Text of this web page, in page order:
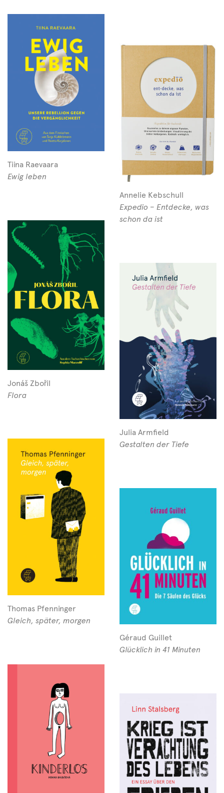
Tiina Raevaara
Ewig leben
Annelie Kebschull
Expedio – Entdecke, was
schon da ist
Jonáš Zbořil
Flora
Julia Armfield
Gestalten der Tiefe
Thomas Pfenninger
Gleich, später, morgen
Géraud Guillet
Glücklich in 41 Minuten